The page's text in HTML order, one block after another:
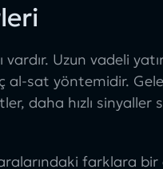
Uzun vadeli
al-sat yöntemidir.
daha hızlı
farklara bir